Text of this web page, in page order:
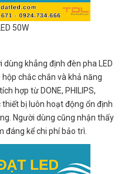
50W
khẳng định đèn pha LED
hộp chắc chắn và khả năng
hợp từ DONE, PHILIPS,
thiết bị luôn hoạt động ổn định
Người dùng cũng nhận thấy
đáng kể chi phí bảo trì.